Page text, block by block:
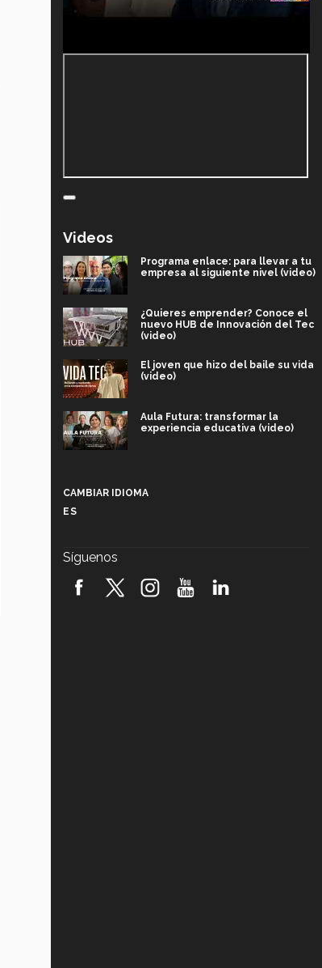
Videos
Programa enlace: para llevar a tu
empresa al siguiente nivel (video)
¿Quieres emprender? Conoce el
nuevo HUB de Innovación del Tec
(video)
El joven que hizo del baile su vida
(video)
Aula Futura: transformar la
experiencia educativa (video)
robótica FIRST 2026! (video)
CAMBIAR IDIOMA
ES
Síguenos